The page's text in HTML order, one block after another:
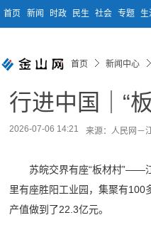
首页 新闻 时政 民生 社会 专题 生
首页 新闻中心
行进中国｜“
2026-07-06 14:21 来源：人民网－
苏皖交界有座“板材村”——
里有座胜阳工业园，集聚有100
产值做到了22.3亿元。